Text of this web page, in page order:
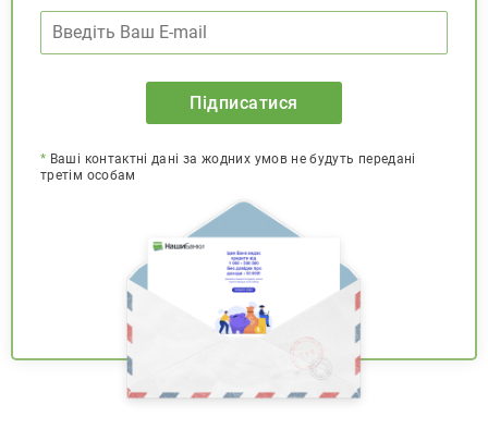
Підписатися
* Ваші контактні дані за жодних умов не будуть передані
третім особам